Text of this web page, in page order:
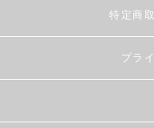
特定商
プラ